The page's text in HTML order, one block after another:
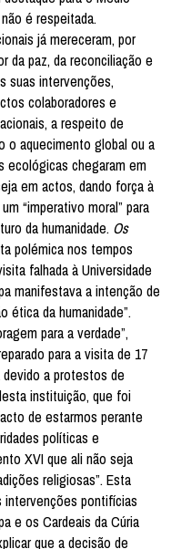
é respeitada.
já mereceram, por
da paz, da reconciliação e
suas intervenções,
colaboradores e
a respeito de
o aquecimento global ou a
ecológicas chegaram em
em actos, dando força à
“imperativo moral” para
da humanidade. Os
polémica nos tempos
falhada à Universidade
manifestava a intenção de
ética da humanidade”.
para a verdade”,
para a visita de 17
devido a protestos de
instituição, que foi
de estarmos perante
políticas e
XVI que ali não seja
religiosas”. Esta
intervenções pontifícias
e os Cardeais da Cúria
que a decisão de